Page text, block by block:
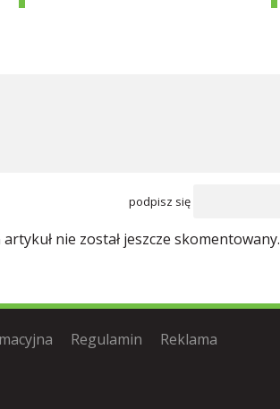
podpisz się
artykuł nie został jeszcze skomentowany.
Regulamin Reklama